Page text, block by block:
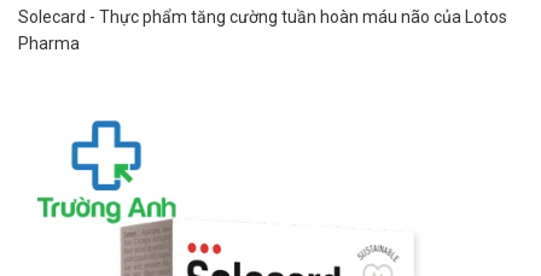
Solecard - Thực phẩm tăng cường tuần hoàn máu não của Lotos
Pharma